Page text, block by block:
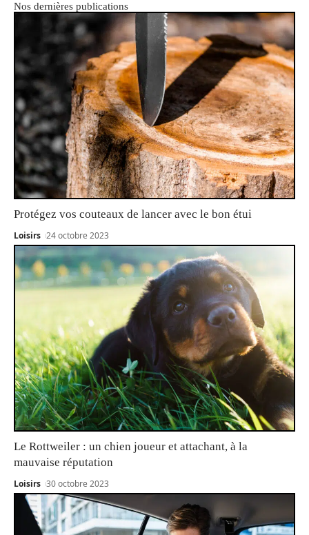
Nos dernières publications
Protégez vos couteaux de lancer avec le bon étui
Loisirs 24 octobre 2023
Le Rottweiler : un chien joueur et attachant, à la
mauvaise réputation
Loisirs 30 octobre 2023